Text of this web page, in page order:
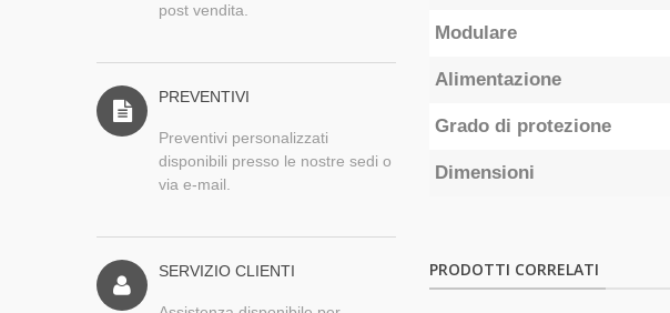
post vendita.
PREVENTIVI
Preventivi personalizzati
disponibili presso le nostre sedi o
via e-mail.
SERVIZIO CLIENTI
Modulare
Alimentazione
Grado di protezione
Dimensioni
PRODOTTI CORRELATI